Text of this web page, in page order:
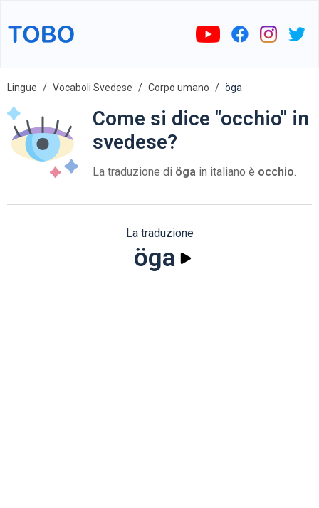
Lingue Vocaboli Svedese Corpo umano öga
Come si dice "occhio" in
svedese?
La traduzione di öga in italiano è occhio.
La traduzione
öga